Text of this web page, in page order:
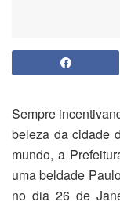
Sempre
beleza da cidade
mundo, a
uma beldade
no dia 26 de